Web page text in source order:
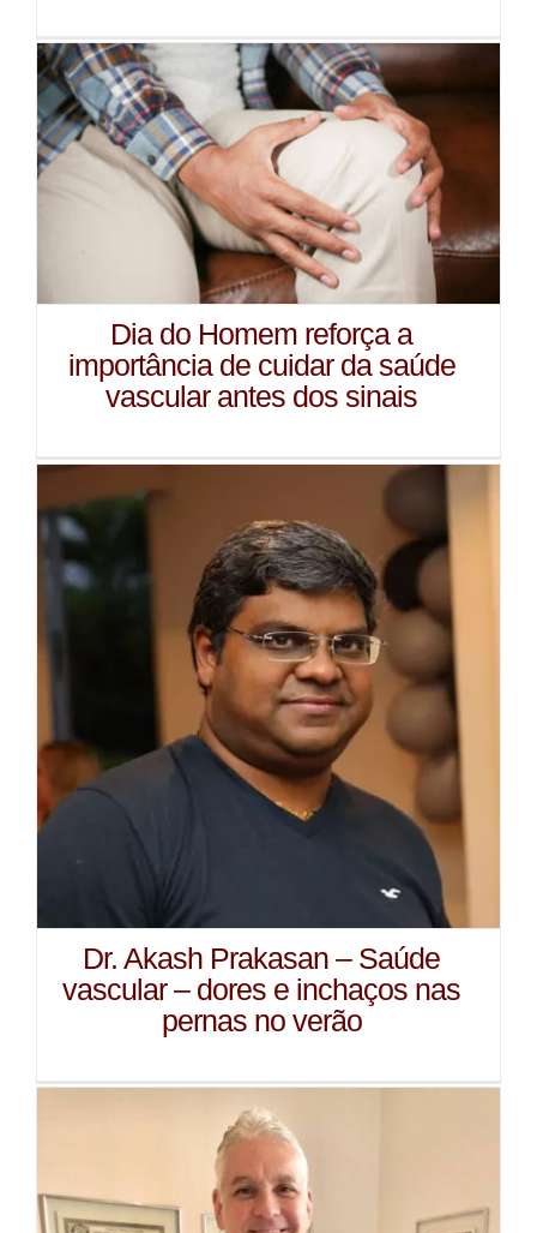
Dia do Homem reforça a
importância de cuidar da saúde
vascular antes dos sinais
Dr. Akash Prakasan – Saúde
vascular – dores e inchaços nas
pernas no verão